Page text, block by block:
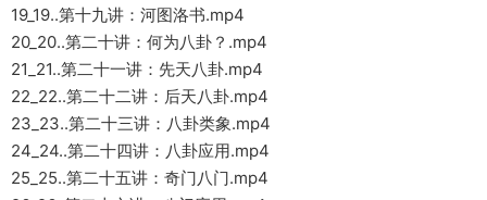
19_19..第十九讲：河图洛书.mp4
20_20..第二十讲：何为八卦？.mp4
21_21..第二十一讲：先天八卦.mp4
22_22..第二十二讲：后天八卦.mp4
23_23..第二十三讲：八卦类象.mp4
24_24..第二十四讲：八卦应用.mp4
25_25..第二十五讲：奇门八门.mp4